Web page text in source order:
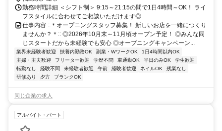
勤務時間詳細 ＜シフト制＞ 9:15～21:15の間で1日4時間～OK！ ライ
フスタイルに合わせてご相談いただけます◎
仕事内容 ::＊オープニングスタッフ募集！ 新しいお店を一緒につくり
ませんか？＊:: ◎2026年10月末～11月頃オープン予定！ ◎みんな同
じスタートだから未経験でも安心 ◎オープニングキャンペーン...
業界未経験者歓迎 扶養内勤務OK 副業・WワークOK
1日4時間以内OK
主婦・主夫歓迎
フリーター歓迎 学歴不問 車通勤OK 平日のみOK
学生歓迎
転勤なし
経験不問 未経験者歓迎 午前 経験者歓迎 ネイルOK
残業なし
研修あり
夕方 ブランクOK
同じ企業の求人
アルバイト・パート